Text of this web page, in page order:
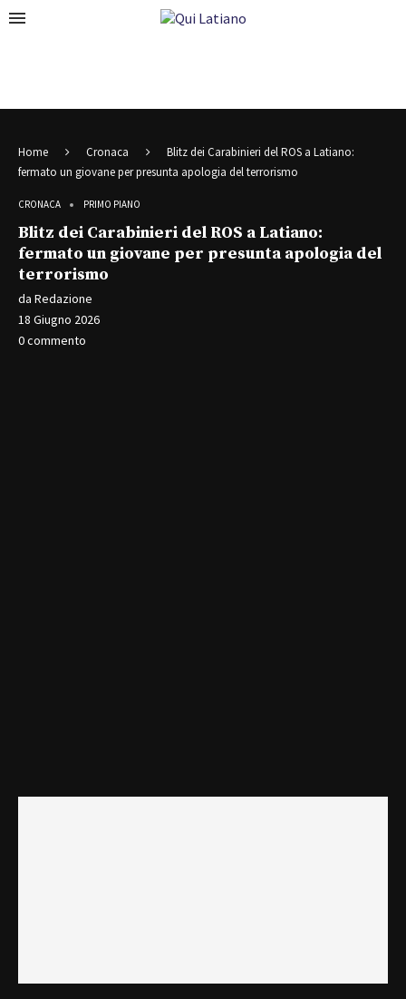
Home Cronaca
Blitz dei Carabinieri del ROS a Latiano:
fermato un giovane per presunta apologia del terrorismo
CRONACA PRIMO PIANO
Blitz dei Carabinieri del ROS a Latiano:
fermato un giovane per presunta apologia del
terrorismo
da Redazione
18 Giugno 2026
0 commento